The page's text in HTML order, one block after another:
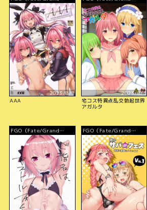
Order）
2023/8/1
AAA
Order）
2023/8/1
宅コス特異点乱交勃起世界
アガルタ
FGO（Fate/Grand
Order）
FGO（Fate/Grand
Order）